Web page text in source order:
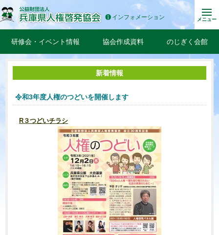
インフォメーション メニュー
研修会・イベント情報 協会作成資料 のじぎく会館
新着情報
令和3年度人権のつどいを開催します
R３つどいチラシ